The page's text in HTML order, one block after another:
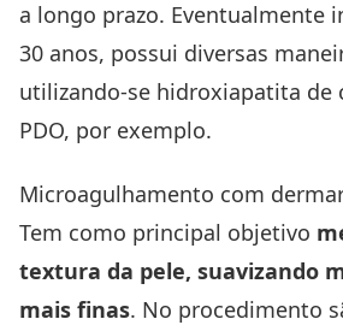
a longo prazo. Eventualmente
30 anos, possui diversas
utilizando-se hidroxiapatita de
PDO, por exemplo.
Microagulhamento com
Tem como principal objetivo
textura da pele, suavizando
mais finas. No procedimento